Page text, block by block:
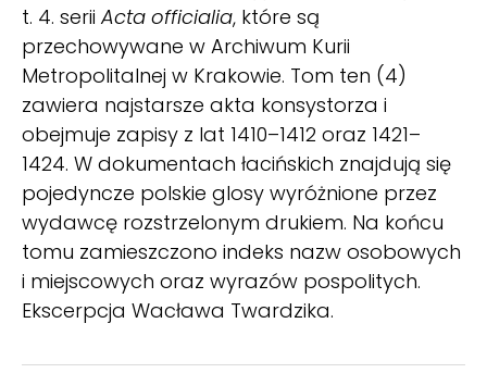
t. 4. seriiActa officialia, które są
przechowywane w Archiwum Kurii
Metropolitalnej w Krakowie. Tom ten (4)
zawiera najstarsze akta konsystorza i
obejmuje zapisy z lat 1410–1412 oraz 1421–
1424. W dokumentach łacińskich znajdują się
pojedyncze polskie glosy wyróżnione przez
wydawcę rozstrzelonym drukiem. Na końcu
tomu zamieszczono indeks nazw osobowych
i miejscowych oraz wyrazów pospolitych.
Ekscerpcja Wacława Twardzika.